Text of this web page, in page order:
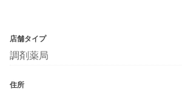
店舗タイプ
調剤薬局
住所